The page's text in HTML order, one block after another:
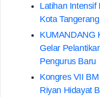
Latihan Intensif
Kota
KUMANDANG
Gelar
Pengurus Baru
Kongres VII
Riyan Hidayat